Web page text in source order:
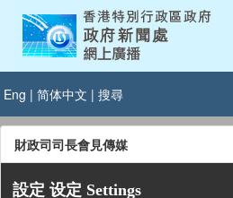
Eng | 简体中文 | 搜尋
財政司司長會見傳媒